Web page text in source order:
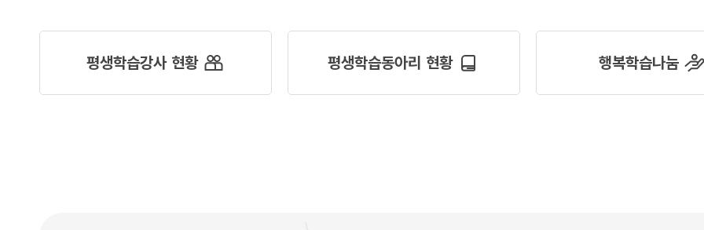
평생학습강사 현황 평생학습동아리 현황 행복학습나눔